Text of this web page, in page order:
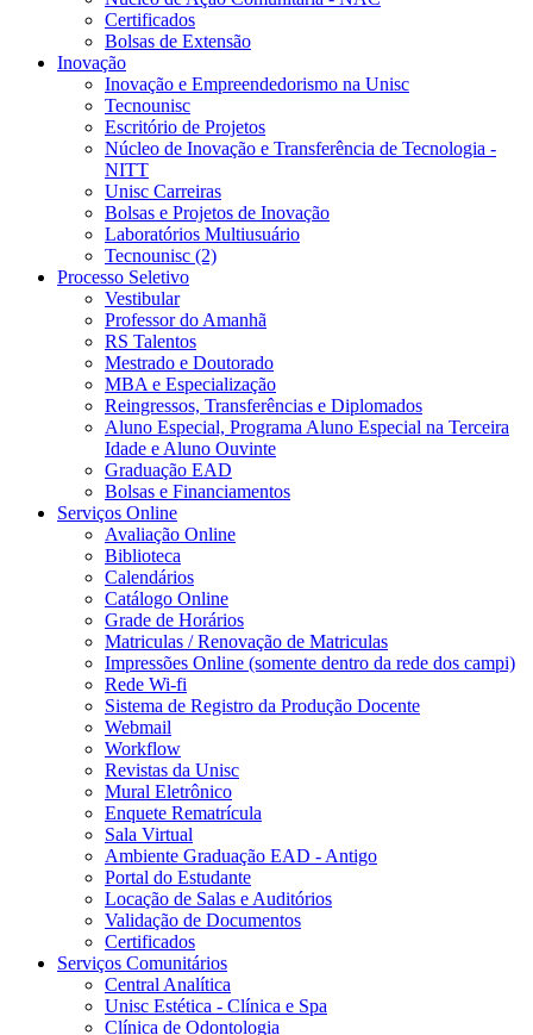
Certificados
Bolsas de Extensão
Inovação
Inovação e Empreendedorismo na Unisc
Tecnounisc
Escritório de Projetos
Núcleo de Inovação e Transferência de Tecnologia -
NITT
Unisc Carreiras
Bolsas e Projetos de Inovação
Laboratórios Multiusuário
Tecnounisc (2)
Processo Seletivo
Vestibular
Professor do Amanhã
RS Talentos
Mestrado e Doutorado
MBA e Especialização
Reingressos, Transferências e Diplomados
Aluno Especial, Programa Aluno Especial na Terceira
Idade e Aluno Ouvinte
Graduação EAD
Bolsas e Financiamentos
Serviços Online
Avaliação Online
Biblioteca
Calendários
Catálogo Online
Grade de Horários
Matriculas / Renovação de Matriculas
Impressões Online (somente dentro da rede dos campi)
Rede Wi-fi
Sistema de Registro da Produção Docente
Webmail
Workflow
Revistas da Unisc
Mural Eletrônico
Enquete Rematrícula
Sala Virtual
Ambiente Graduação EAD - Antigo
Portal do Estudante
Locação de Salas e Auditórios
Validação de Documentos
Certificados
Serviços Comunitários
Central Analítica
Unisc Estética - Clínica e Spa
Clínica de Odontologia